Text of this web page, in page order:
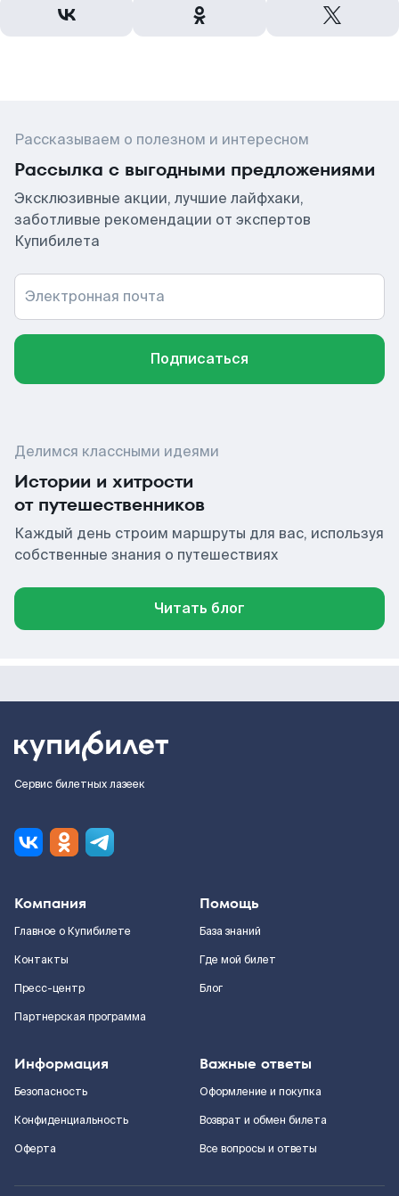
Рассказываем о полезном и интересном
Рассылка с выгодными предложениями
Эксклюзивные акции, лучшие лайфхаки,
заботливые рекомендации от экспертов
Купибилета
Электронная почта
Подписаться
Делимся классными идеями
Истории и хитрости
от путешественников
Каждый день строим маршруты для вас, используя
собственные знания о путешествиях
Читать блог
Сервис билетных лазеек
Компания
Главное о Купибилете
Контакты
Пресс-центр
Партнерская программа
Помощь
База знаний
Где мой билет
Блог
Информация
Безопасность
Конфиденциальность
Оферта
Важные ответы
Оформление и покупка
Возврат и обмен билета
Все вопросы и ответы